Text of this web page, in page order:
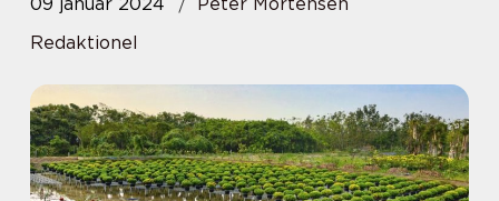
Redaktionel